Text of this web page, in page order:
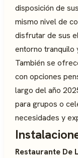
disposición de
mismo nivel de
disfrutar de sus
entorno tranquilo
También se
con opciones
largo del año
para grupos o
necesidades y
Restaurante De